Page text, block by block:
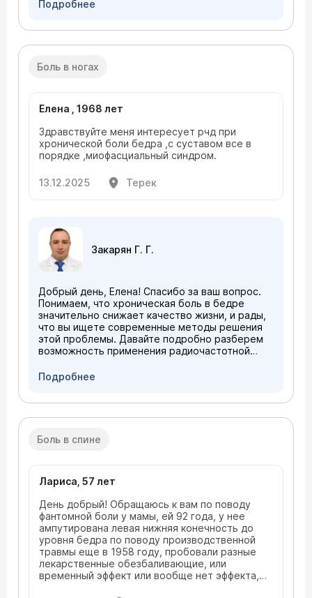
Подробнее
Боль в ногах
Елена , 1968 лет
Здравствуйте меня интересует рчд при
хронической боли бедра ,с суставом все в
порядке ,миофасциальный синдром.
13.12.2025 Терек
Закарян Г. Г.
Добрый день, Елена! Спасибо за ваш вопрос.
Понимаем, что хроническая боль в бедре
значительно снижает качество жизни, и рады,
что вы ищете современные методы решения
этой проблемы. Давайте подробно разберем
возможность применения радиочастотной
радиочастотная денервация (РЧД) является
одним из эффективных и перспективных
она резистентна к консервативной терапии
(лекарствам, блокадам, физиотерапии). Однако
её применение требует строгих показаний и
лечения боли (альгология), оснащенное
диагностики и проведения малоинвазивных
процедур, включая РЧД под рентген-
навигацией. Мы можем организовать для вас:
Консультацию врача-альголога. Проведение
углубленной диагностики (при
необходимости). Выполнение диагностической
блокады. При наличии четких показаний —
Подробнее
Боль в спине
Лариса, 57 лет
День добрый! Обращаюсь к вам по поводу
фантомной боли у мамы, ей 92 года, у нее
ампутирована левая нижняя конечность до
уровня бедра по поводу производственной
травмы еще в 1958 году, пробовали разные
лекарственные обезбаливающие, или
временный эффект или вообще нет эффекта,